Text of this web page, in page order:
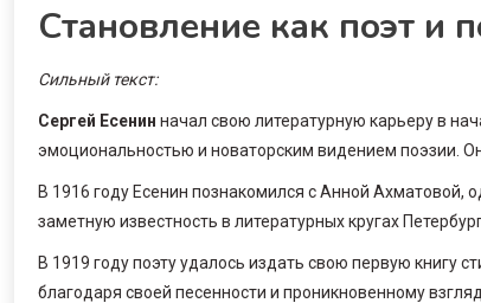
Становление как поэт и
Сильный текст:
Сергей Есенин начал свою литературную карьеру в
эмоциональностью и новаторским видением поэзии.
В 1916 году Есенин познакомился с Анной Ахматовой,
заметную известность в литературных кругах
В 1919 году поэту удалось издать свою первую книгу
благодаря своей песенности и проникновенному